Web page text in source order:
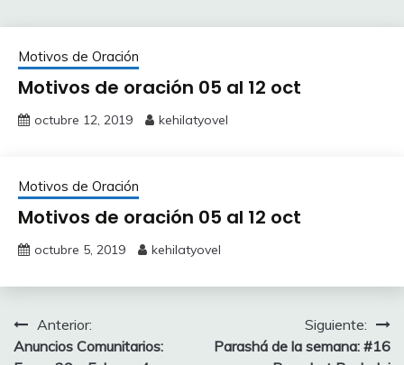
Motivos de Oración
Motivos de oración 05 al 12 oct
octubre 12, 2019 kehilatyovel
Motivos de Oración
Motivos de oración 05 al 12 oct
octubre 5, 2019 kehilatyovel
Navegación
Anterior:
Anuncios Comunitarios:
Siguiente:
Parashá de la semana: #16